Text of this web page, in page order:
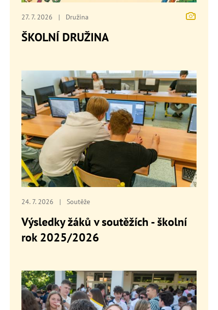
27. 7. 2026 | Družina
ŠKOLNÍ DRUŽINA
24. 7. 2026 | Soutěže
Výsledky žáků v soutěžích - školní
rok 2025/2026